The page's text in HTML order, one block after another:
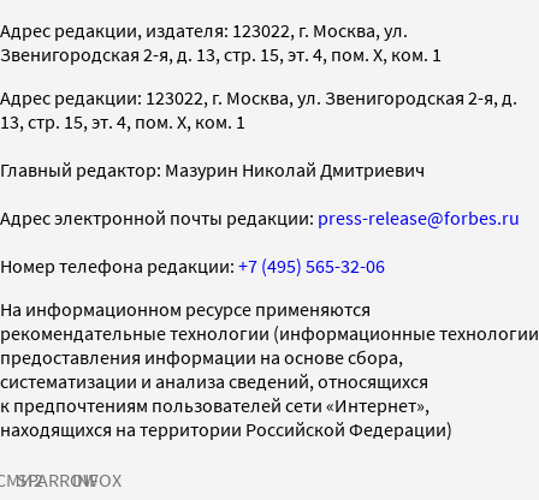
Адрес редакции, издателя: 123022, г. Москва, ул.
Звенигородская 2-я, д. 13, стр. 15, эт. 4, пом. X, ком. 1
Адрес редакции: 123022, г. Москва, ул. Звенигородская 2-я, д.
13, стр. 15, эт. 4, пом. X, ком. 1
Главный редактор: Мазурин Николай Дмитриевич
Адрес электронной почты редакции: press-release@forbes.ru
Номер телефона редакции: +7 (495) 565-32-06
На информационном ресурсе применяются
рекомендательные технологии (информационные технологии
предоставления информации на основе сбора,
систематизации и анализа сведений, относящихся
к предпочтениям пользователей сети «Интернет»,
находящихся на территории Российской Федерации)
SPARROWINFOX